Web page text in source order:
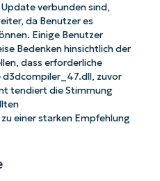
verbunden sind,
da Benutzer es
Einige Benutzer
Bedenken hinsichtlich der
dass erforderliche
d3dcompiler_47.dll, zuvor
tendiert die Stimmung
einer starken Empfehlung